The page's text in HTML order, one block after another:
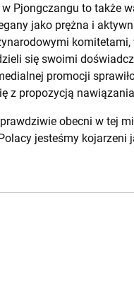
Pjongczangu to także
jako prężna i
się swoimi
promocji
z propozycją
obecni w tej
jesteśmy